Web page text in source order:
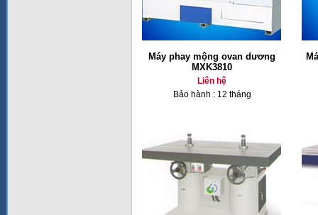
Máy phay mộng ovan dương
MXK3810
Liên hệ
Bảo hành : 12 tháng